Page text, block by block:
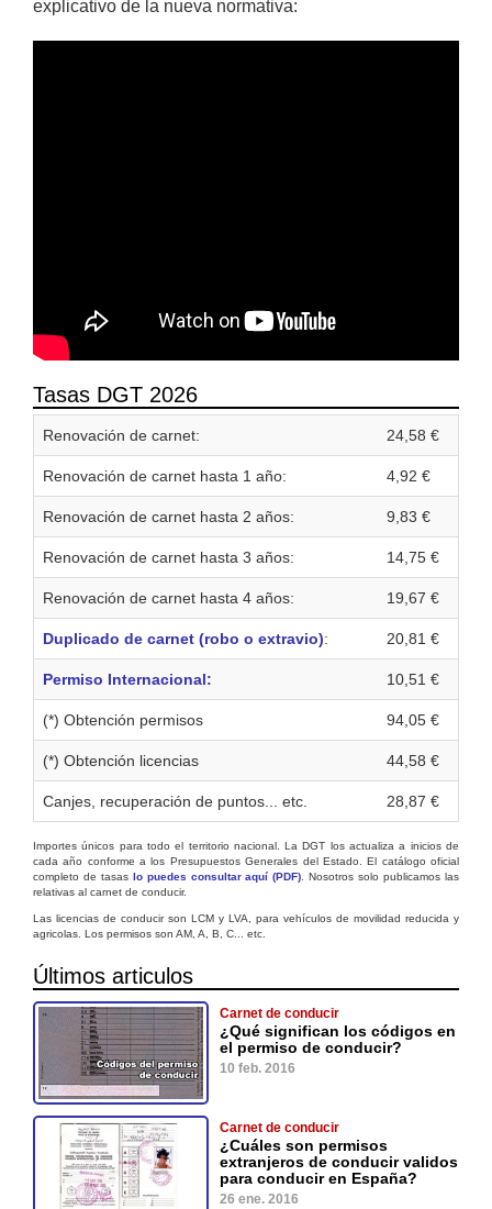
explicativo de la nueva normativa:
Tasas DGT 2026
Renovación de carnet: 24,58 €
Renovación de carnet hasta 1 año: 4,92 €
Renovación de carnet hasta 2 años: 9,83 €
Renovación de carnet hasta 3 años: 14,75 €
Renovación de carnet hasta 4 años: 19,67 €
Duplicado de carnet (robo o extravio): 20,81 €
Permiso Internacional: 10,51 €
(*) Obtención permisos 94,05 €
(*) Obtención licencias 44,58 €
Canjes, recuperación de puntos... etc. 28,87 €
Importes únicos para todo el territorio nacional. La DGT los actualiza a inicios de
cada año conforme a los Presupuestos Generales del Estado. El catálogo oficial
completo de tasas lo puedes consultar aquí (PDF) . Nosotros solo publicamos las
relativas al carnet de conducir.
Las licencias de conducir son LCM y LVA, para vehículos de movilidad reducida y
agricolas. Los permisos son AM, A, B, C... etc.
Últimos articulos
Carnet de conducir
¿Qué significan los códigos en
el permiso de conducir?
10 feb. 2016
Carnet de conducir
¿Cuáles son permisos
extranjeros de conducir validos
para conducir en España?
26 ene. 2016